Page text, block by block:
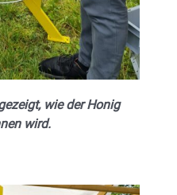
wie der Honig
wird.